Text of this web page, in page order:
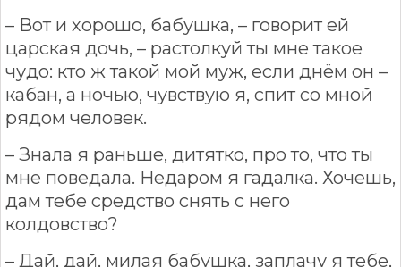
– Вот и хорошо, бабушка, – говорит ей
царская дочь, – растолкуй ты мне такое
чудо: кто ж такой мой муж, если днём он –
кабан, а ночью, чувствую я, спит со мной
рядом человек.
– Знала я раньше, дитятко, про то, что ты
мне поведала. Недаром я гадалка. Хочешь,
дам тебе средство снять с него
колдовство?
– Дай, дай, милая бабушка, заплачу я тебе,